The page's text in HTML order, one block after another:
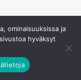
ominaisuuksissa ja
hyväksyt